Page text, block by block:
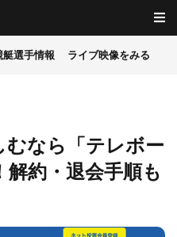
艇選手情報 ライブ映像をみる
むなら「テレボー
解約・退会手順も